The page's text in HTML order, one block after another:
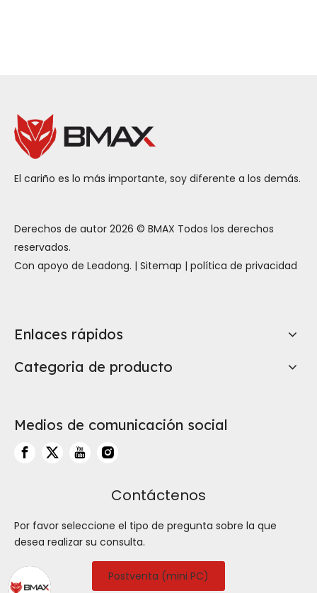
El cariño es lo más importante, soy diferente a los demás.
Derechos de autor 2026 © BMAX Todos los derechos
reservados.
Con apoyo de Leadong. | Sitemap | política de privacidad
Enlaces rápidos
Categoria de producto
Medios de comunicación social
Contáctenos
Por favor seleccione el tipo de pregunta sobre la que
desea realizar su consulta.
Postventa (mini PC)